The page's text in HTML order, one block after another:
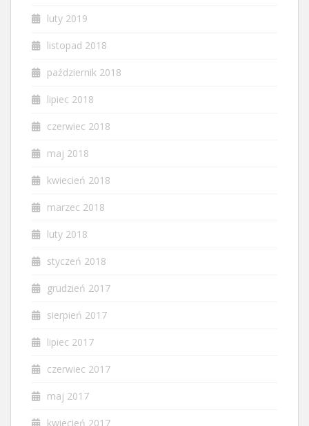
luty 2019
listopad 2018
październik 2018
lipiec 2018
czerwiec 2018
maj 2018
kwiecień 2018
marzec 2018
luty 2018
styczeń 2018
grudzień 2017
sierpień 2017
lipiec 2017
czerwiec 2017
maj 2017
kwiecień 2017